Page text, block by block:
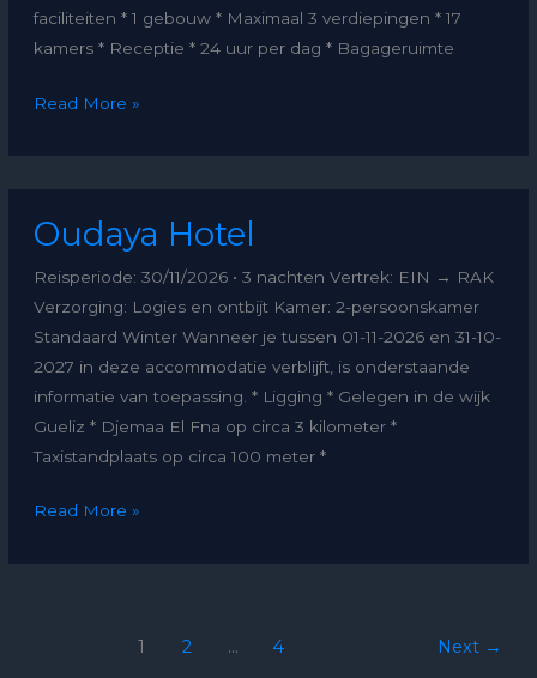
faciliteiten * 1 gebouw * Maximaal 3 verdiepingen * 17
kamers * Receptie * 24 uur per dag * Bagageruimte
Read More »
Oudaya Hotel
Reisperiode: 30/11/2026 • 3 nachten Vertrek: EIN → RAK
Verzorging: Logies en ontbijt Kamer: 2-persoonskamer
Standaard Winter Wanneer je tussen 01-11-2026 en 31-10-
2027 in deze accommodatie verblijft, is onderstaande
informatie van toepassing. * Ligging * Gelegen in de wijk
Gueliz * Djemaa El Fna op circa 3 kilometer *
Taxistandplaats op circa 100 meter *
Hotel
Read More »
1 2 … 4 Next →